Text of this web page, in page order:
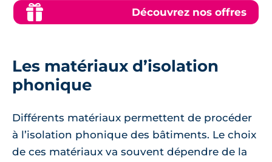
Découvrez nos offres
Les matériaux d’isolation
phonique
Différents matériaux permettent de procéder
à l’isolation phonique des bâtiments. Le choix
de ces matériaux va souvent dépendre de la